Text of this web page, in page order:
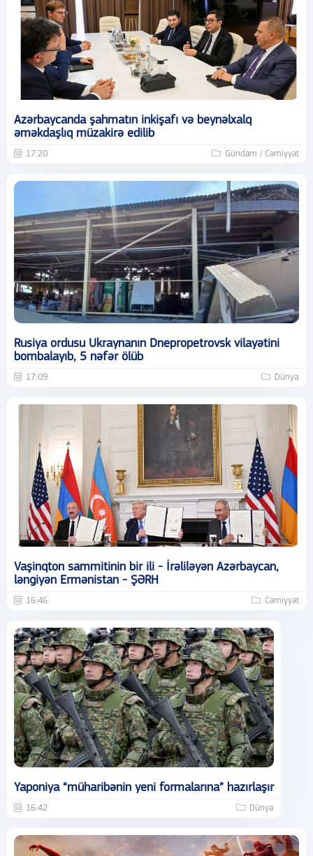
Azərbaycanda şahmatın inkişafı və beynəlxalq
əməkdaşlıq müzakirə edilib
17:20 Gündəm / Cəmiyyət
Rusiya ordusu Ukraynanın Dnepropetrovsk vilayətini
bombalayıb, 5 nəfər ölüb
17:09 Dünya
Vaşinqton sammitinin bir ili - İrəliləyən Azərbaycan,
ləngiyən Ermənistan - ŞƏRH
16:46 Cəmiyyət
Yaponiya “müharibənin yeni formalarına” hazırlaşır
16:42 Dünya